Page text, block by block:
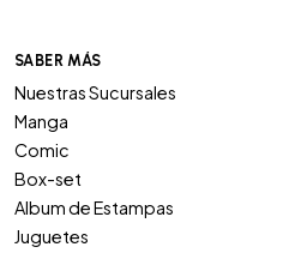
SABER MÁS
Nuestras Sucursales
Manga
Comic
Box-set
Album de Estampas
Juguetes